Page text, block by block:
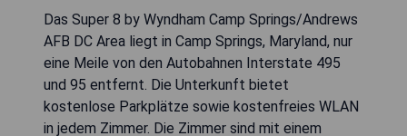
Das Super 8 by Wyndham Camp Springs/Andrews
AFB DC Area liegt in Camp Springs, Maryland, nur
eine Meile von den Autobahnen Interstate 495
und 95 entfernt. Die Unterkunft bietet
kostenlose Parkplätze sowie kostenfreies WLAN
in jedem Zimmer. Die Zimmer sind mit einem